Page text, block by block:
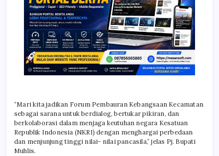
“Mari kita jadikan Forum Pembauran Kebangsaan Kecamatan
sebagai sarana untuk berdialog, bertukar pikiran, dan
berkolaborasi dalam menjaga keutuhan negara Kesatuan
Republik Indonesia (NKRI) dengan menghargai perbedaan
dan menjunjung tinggi nilai- nilai pancasila,” jelas Pj. Bupati
Muhlis.